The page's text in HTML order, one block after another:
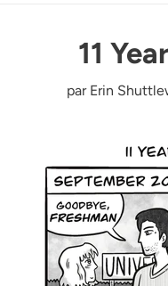
11
par Erin